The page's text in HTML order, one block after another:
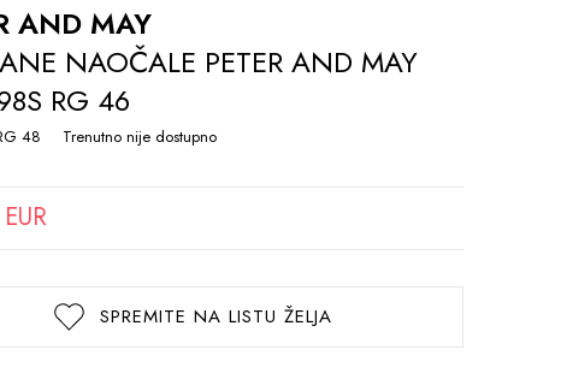
AND MAY
NAOČALE PETER AND MAY
RG 46
48 Trenutno nije dostupno
SPREMITE NA LISTU ŽELJA